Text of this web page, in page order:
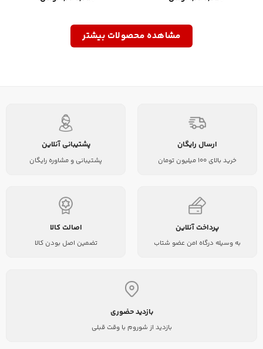
مشاهده محصولات بیشتر
ارسال رایگان
خرید بالای 100 میلیون تومان
پشتیبانی آنلاین
پشتیبانی و مشاوره رایگان
پرداخت آنلاین
به وسیله درگاه امن عضو شتاب
اصالت کالا
تضمین اصل بودن کالا
بازدید حضوری
بازدید از شوروم با وقت قبلی